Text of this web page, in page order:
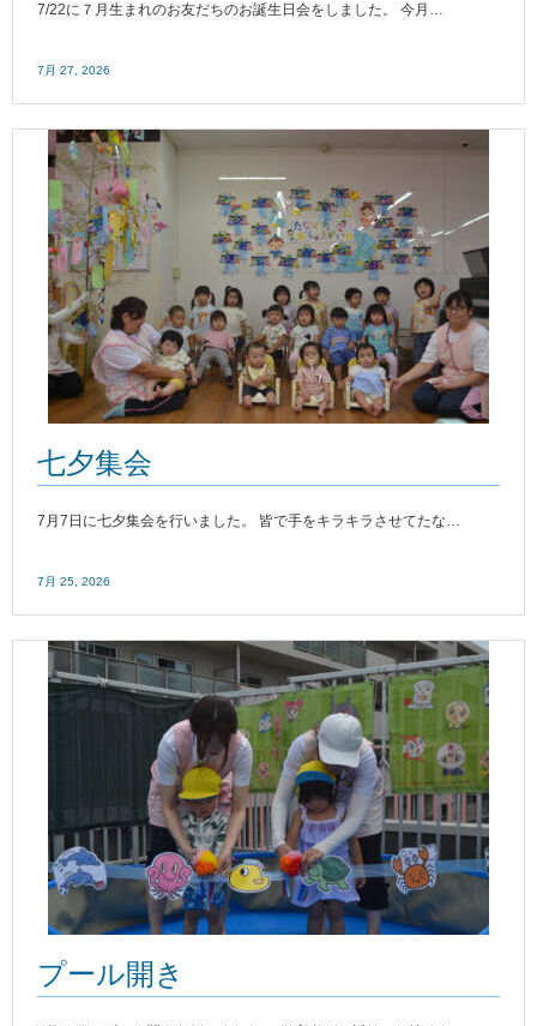
7/22に７月生まれのお友だちのお誕生日会をしました。 今月…
7月 27, 2026
七夕集会
7月7日に七夕集会を行いました。 皆で手をキラキラさせてたな…
7月 25, 2026
プール開き